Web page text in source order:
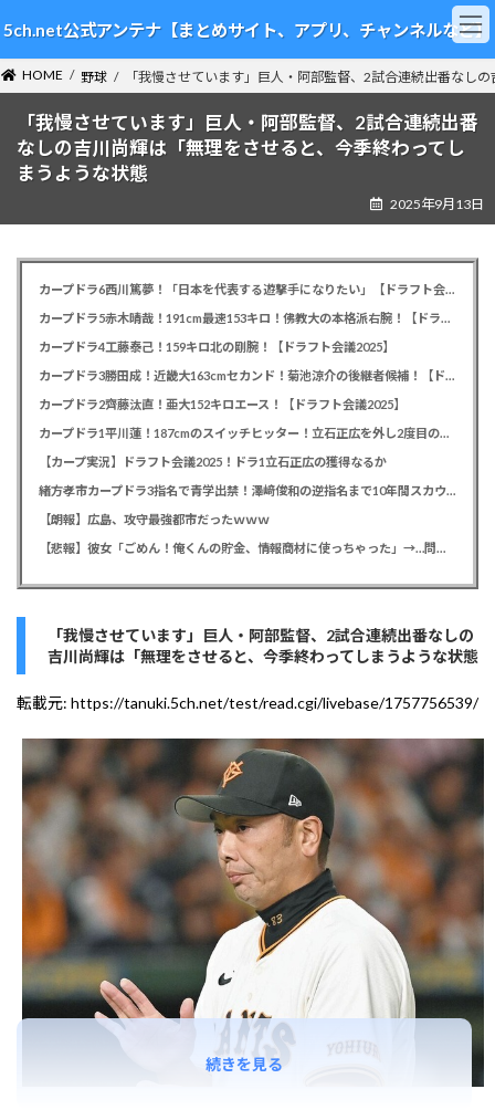
ン
テ
ン
ツ
ビ
ゲ
ー
シ
5ch.net公式アンテナ【まとめサイト、アプリ、チャンネルなど】
HOME 野球 「我慢させています」巨人・阿部監督、2試合連続出番なし
「我慢させています」巨人・阿部監督、2試合連続出番
なしの吉川尚輝は「無理をさせると、今季終わってし
まうような状態
2025年9月13日
カープドラ6西川篤夢！「日本を代表する遊撃手になりたい」【ドラフト会議2025】
カープドラ5赤木晴哉！191cm最速153キロ！佛教大の本格派右腕！【ドラフト会議2025】
カープドラ4工藤泰己！159キロ北の剛腕！【ドラフト会議2025】
カープドラ3勝田成！近畿大163cmセカンド！菊池涼介の後継者候補！【ドラフト会議2025】
カープドラ2齊藤汰直！亜大152キロエース！【ドラフト会議2025】
カープドラ1平川蓮！187cmのスイッチヒッター！立石正広を外し2度目の重複も新井監督がクジを引き当てる！【ドラフト会議2025】
【カープ実況】ドラフト会議2025！ドラ1立石正広の獲得なるか
緒方孝市カープドラ3指名で青学出禁！澤﨑俊和の逆指名まで10年間スカウト出禁
【朗報】広島、攻守最強都市だったｗｗｗ
【悲報】彼女「ごめん！俺くんの貯金、情報商材に使っちゃった」→…問い詰めたらギャン泣きされたんだが俺が悪いのか？
「我慢させています」巨人・阿部監督、2試合連続出番なしの
吉川尚輝は「無理をさせると、今季終わってしまうような状態
転載元: https://tanuki.5ch.net/test/read.cgi/livebase/1757756539/
続きを見る